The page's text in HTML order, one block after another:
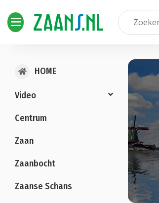
HOME
Video
Centrum
Zaan
Zaanbocht
Zaanse Schans